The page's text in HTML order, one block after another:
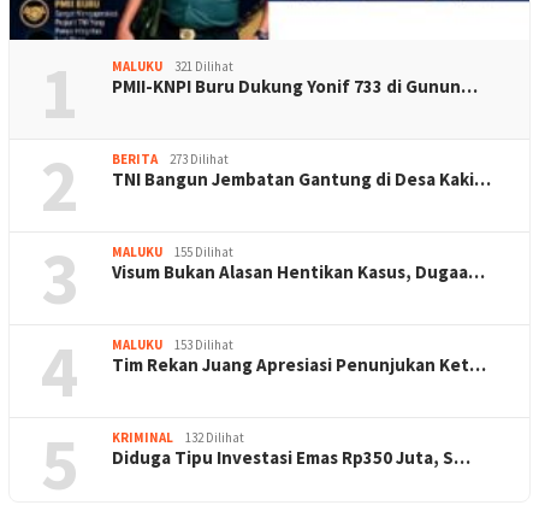
1 MALUKU 321 Dilihat
PMII-KNPI Buru Dukung Yonif 733 di Gunun…
2 BERITA 273 Dilihat
TNI Bangun Jembatan Gantung di Desa Kaki…
3 MALUKU 155 Dilihat
Visum Bukan Alasan Hentikan Kasus, Dugaa…
4 MALUKU 153 Dilihat
Tim Rekan Juang Apresiasi Penunjukan Ket…
5 KRIMINAL 132 Dilihat
Diduga Tipu Investasi Emas Rp350 Juta, S…